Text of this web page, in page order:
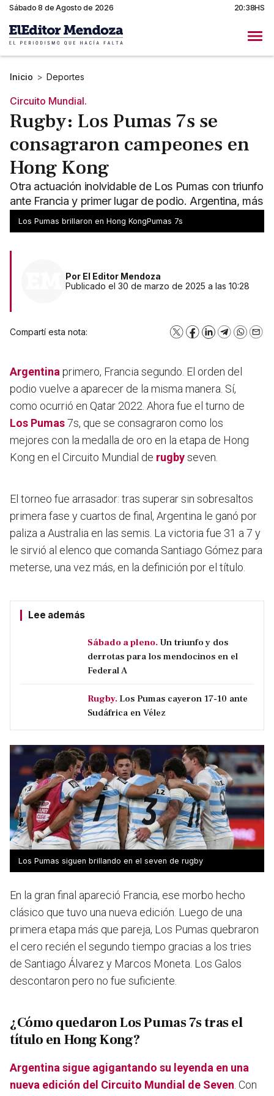
Sábado 8 de Agosto de 2026 20:38HS
Inicio > Deportes
Circuito Mundial.
Rugby: Los Pumas 7s se
consagraron campeones en
Hong Kong
Otra actuación inolvidable de Los Pumas con triunfo
ante Francia y primer lugar de podio. Argentina, más
líder que nunca. Top.
Los Pumas brillaron en Hong KongPumas 7s
Por El Editor Mendoza
Publicado el 30 de marzo de 2025 a las 10:28
Compartí esta nota: X Facebook
LinkedInTelegram
Argentina primero, Francia segundo. El orden del
podio vuelve a aparecer de la misma manera. Sí,
como ocurrió en Qatar 2022. Ahora fue el turno de
Los Pumas7s, que se consagraron como los
mejores con la medalla de oro en la etapa de Hong
Kong en el Circuito Mundial de rugbyseven.
El torneo fue arrasador: tras superar sin sobresaltos
primera fase y cuartos de final, Argentina le ganó por
paliza a Australia en las semis. La victoria fue 31 a 7 y
le sirvió al elenco que comanda Santiago Gómez para
meterse, una vez más, en la definición por el título.
Lee además
Sábado a pleno. Un triunfo y dos
derrotas para los mendocinos en el
Federal A
Rugby. Los Pumas cayeron 17-10 ante
Sudáfrica en Vélez
Los Pumas siguen brillando en el seven de rugby
En la gran final apareció Francia, ese morbo hecho
clásico que tuvo una nueva edición. Luego de una
primera etapa más que pareja, Los Pumas quebraron
el cero recién el segundo tiempo gracias a los tries
de Santiago Álvarez y Marcos Moneta. Los Galos
descontaron pero no fue suficiente.
¿Cómo quedaron Los Pumas 7s tras el
título en Hong Kong?
Argentina sigue agigantando su leyenda en una
nueva edición del Circuito Mundial de Seven . Con